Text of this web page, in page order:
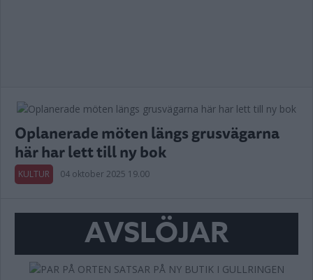
Oplanerade möten längs grusvägarna
här har lett till ny bok
KULTUR 04 oktober 2025 19.00
AVSLÖJAR